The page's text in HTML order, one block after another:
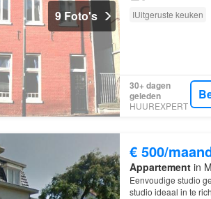
9 Foto's
IUitgeruste keuken
30+ dagen
geleden
HUUREXPERT
€ 500/
Appartementin
Eenvoudige studio
studio ideaal in te